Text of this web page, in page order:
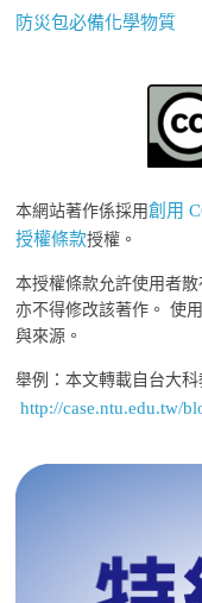
防災包必備化學物質
本網站著作係採用創用
授權條款授權。
本授權條款允許使用者
亦不得修改該著作。 使
與來源。
舉例：本文轉載自台大
http://case.ntu.edu.tw/